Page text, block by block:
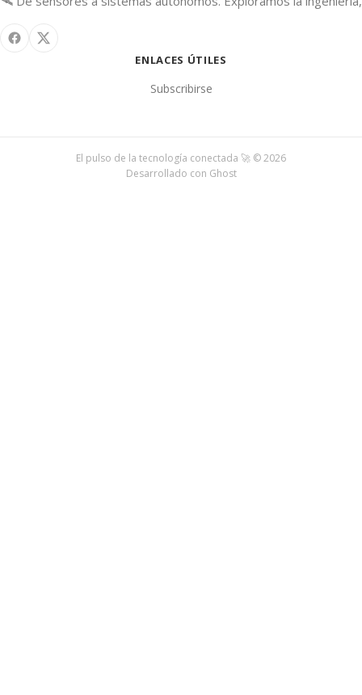
ENLACES ÚTILES
Subscribirse
El pulso de la tecnología conectada 🚀 © 2026
Desarrollado con Ghost